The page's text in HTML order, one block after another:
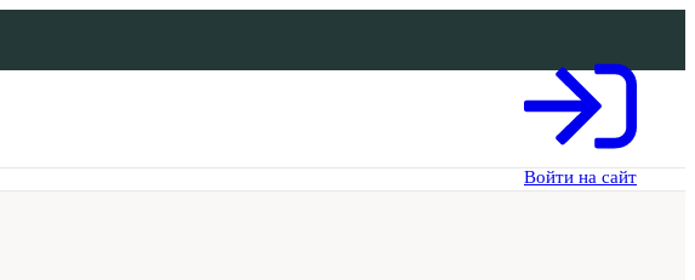
Войти на сайт